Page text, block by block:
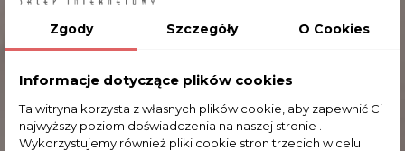
Wymiary:
Kamienie: brązowy bursztyn
Zgody Szczegóły O Cookies
Informacje dotyczące plików cookies
Ta witryna korzysta z własnych plików cookie, aby zapewnić Ci
najwyższy poziom doświadczenia na naszej stronie .
Wykorzystujemy również pliki cookie stron trzecich w celu